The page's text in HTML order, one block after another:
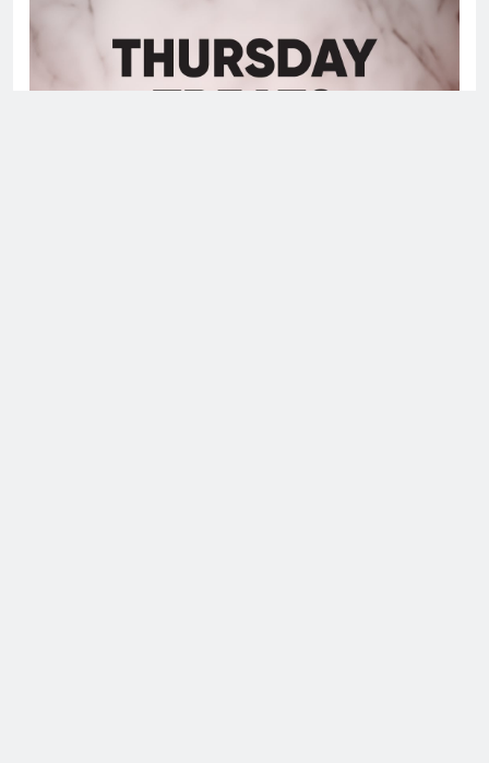
Penulis “Flex x Cop 2” Kongsi Sebab Ahn Bo Hyun, Jung Eun
Chae dan Yoo Seung Ho Pilihan Tepat untuk Watak Mereka
Kong Hyo Jin dan Jung Jun Won Bintangi Drama Aksi Suspens